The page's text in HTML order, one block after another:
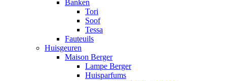
Banken
Tori
Soof
Tessa
Fauteuils
Huisgeuren
Maison Berger
Lampe Berger
Huisparfums